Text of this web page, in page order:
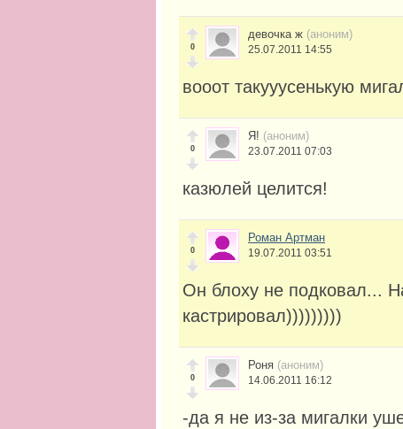
0
девочка ж (аноним)
25.07.2011 14:55
вооот такууусенькую
0
Я! (аноним)
23.07.2011 07:03
казюлей целится!
0
Роман Артман
19.07.2011 03:51
Он блоху не подковал...
кастрировал)))))))))
0
Роня (аноним)
14.06.2011 16:12
-да я не из-за мигалки